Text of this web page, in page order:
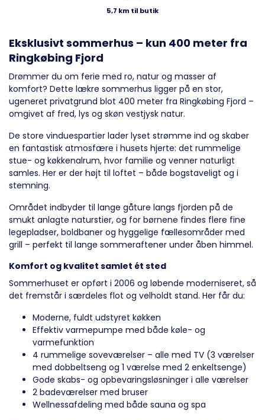
5,7 km til butik
Eksklusivt sommerhus – kun 400 meter fra
Ringkøbing Fjord
Drømmer du om ferie med ro, natur og masser af
komfort? Dette lækre sommerhus ligger på en stor,
ugeneret privatgrund blot 400 meter fra Ringkøbing Fjord –
omgivet af fred, lys og skøn vestjysk natur.
De store vinduespartier lader lyset strømme ind og skaber
en fantastisk atmosfære i husets hjerte: det rummelige
stue- og køkkenalrum, hvor familie og venner naturligt
samles. Her er der højt til loftet – både bogstaveligt og i
stemning.
Området indbyder til lange gåture langs fjorden på de
smukt anlagte naturstier, og for børnene findes flere fine
legepladser, boldbaner og hyggelige fællesområder med
grill – perfekt til lange sommeraftener under åben himmel.
Komfort og kvalitet samlet ét sted
Sommerhuset er opført i 2006 og løbende moderniseret, så
det fremstår i særdeles flot og velholdt stand. Her får du:
Moderne, fuldt udstyret køkken
Effektiv varmepumpe med både køle- og
varmefunktion
4 rummelige soveværelser – alle med TV (3 værelser
med dobbeltseng og 1 værelse med 2 enkeltsenge)
Gode skabs- og opbevaringsløsninger i alle værelser
2 badeværelser med bruser
Wellnessafdeling med både sauna og spa